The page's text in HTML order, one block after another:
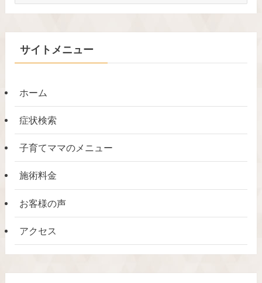
グ
記
事
ゴ
サイトメニュー
ホーム
症状検索
子育てママのメニュー
施術料金
お客様の声
アクセス